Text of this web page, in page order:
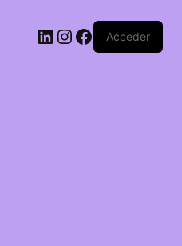
LinkedIn
Instagram
Facebook
Acceder